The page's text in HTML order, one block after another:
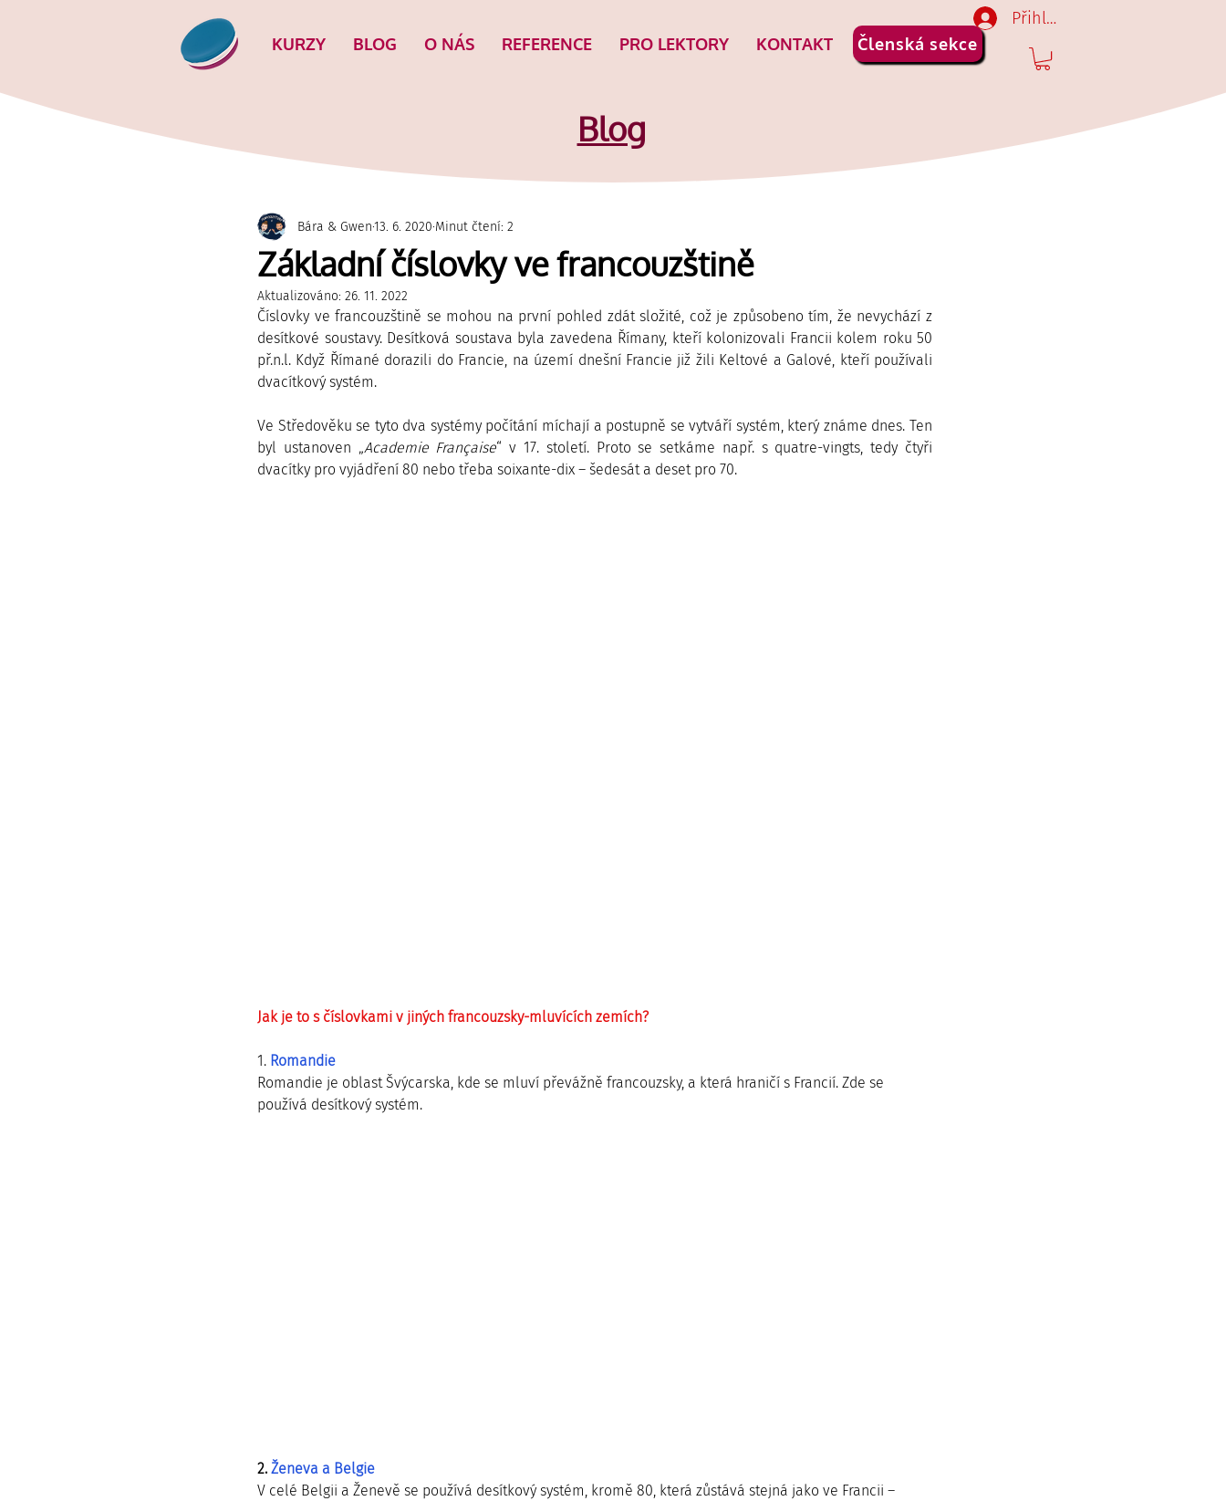
KURZY BLOG O NÁS REFERENCE PRO LEKTORY KONTAKT Členská sekce
Přihlásit se
Blog
Základní číslovky ve francouzštině
Bára & Gwen13. 6. 2020 Minut čtení: 2
Aktualizováno: 26. 11. 2022
Číslovky ve francouzštině se mohou na první pohled zdát složité, což je způsobeno tím, že nevychází z
desítkové soustavy. Desítková soustava byla zavedena Římany, kteří kolonizovali Francii kolem roku 50
př.n.l. Když Římané dorazili do Francie, na území dnešní Francie již žili Keltové a Galové, kteří používali
dvacítkový systém.
Ve Středověku se tyto dva systémy počítání míchají a postupně se vytváří systém, který známe dnes. Ten
byl ustanoven „Academie Française“ v 17. století. Proto se setkáme např. s quatre-vingts, tedy čtyři
dvacítky pro vyjádření 80 nebo třeba soixante-dix – šedesát a deset pro 70.
Jak je to s číslovkami v jiných francouzsky-mluvících zemích?
1. Romandie
Romandie je oblast Švýcarska, kde se mluví převážně francouzsky, a která hraničí s Francií. Zde se
používá desítkový systém.
2. Ženeva a Belgie
V celé Belgii a Ženevě se používá desítkový systém, kromě 80, která zůstává stejná jako ve Francii –